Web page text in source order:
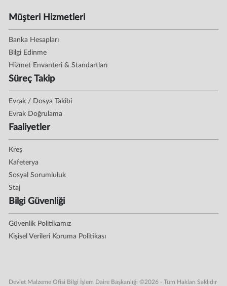
Müşteri Hizmetleri
Banka Hesapları
Bilgi Edinme
Hizmet Envanteri & Standartları
Süreç Takip
Evrak / Dosya Takibi
Evrak Doğrulama
Faaliyetler
Kreş
Kafeterya
Sosyal Sorumluluk
Staj
Bilgi Güvenliği
Güvenlik Politikamız
Kişisel Verileri Koruma Politikası
Devlet Malzeme Ofisi Bilgi İşlem Daire Başkanlığı ©2026 - Tüm Hakları Saklıdır